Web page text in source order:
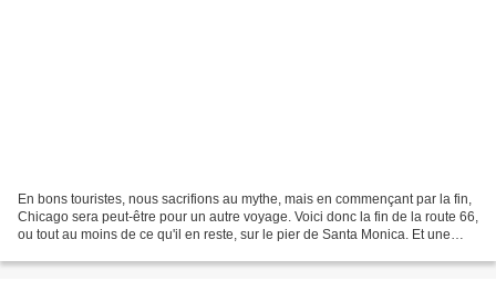
En bons touristes, nous sacrifions au mythe, mais en commençant par la fin,
Chicago sera peut-être pour un autre voyage. Voici donc la fin de la route 66,
ou tout au moins de ce qu'il en reste, sur le pier de Santa Monica. Et une